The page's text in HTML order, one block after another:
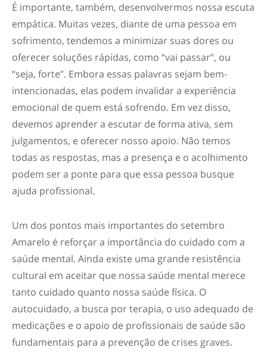
É importante, também, desenvolvermos nossa escuta
empática. Muitas vezes, diante de uma pessoa em
sofrimento, tendemos a minimizar suas dores ou
oferecer soluções rápidas, como “vai passar”, ou
“seja, forte”. Embora essas palavras sejam bem-
intencionadas, elas podem invalidar a experiência
emocional de quem está sofrendo. Em vez disso,
devemos aprender a escutar de forma ativa, sem
julgamentos, e oferecer nosso apoio. Não temos
todas as respostas, mas a presença e o acolhimento
podem ser a ponte para que essa pessoa busque
ajuda profissional.
Um dos pontos mais importantes do setembro
Amarelo é reforçar a importância do cuidado com a
saúde mental. Ainda existe uma grande resistência
cultural em aceitar que nossa saúde mental merece
tanto cuidado quanto nossa saúde física. O
autocuidado, a busca por terapia, o uso adequado de
medicações e o apoio de profissionais de saúde são
fundamentais para a prevenção de crises graves.